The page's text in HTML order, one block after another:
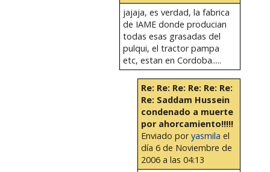
jajaja, es verdad, la fabrica
de IAME donde producian
todas esas grasadas del
pulqui, el tractor pampa
etc, estan en Cordoba.....
Re: Re: Re: Re: Re: Re:
Re: Saddam Hussein
condenado a muerte
por ahorcamiento!!!!!
Enviado poryasmila el
día 6 de Noviembre de
2006 a las 04:13